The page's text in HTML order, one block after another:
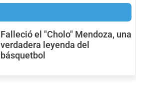
Falleció el "Cholo" Mendoza, una
verdadera leyenda del
básquetbol